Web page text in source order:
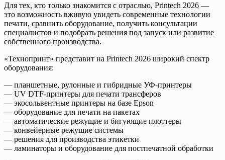
Для тех, кто только знакомится с отраслью, Printech 2026 —
это возможность вживую увидеть современные технологии
печати, сравнить оборудование, получить консультации
специалистов и подобрать решения под запуск или развитие
собственного производства.
«Технопринт» представит на Printech 2026 широкий спектр
оборудования:
— планшетные, рулонные и гибридные УФ-принтеры
— UV DTF-принтеры для печати трансферов
— экосольвентные принтеры на базе Epson
— оборудование для печати на пакетах
— автоматические режущие и бигующие плоттеры
— конвейерные режущие системы
— решения для производства этикетки
— ламинаторы и оборудование для постпечатной обработки